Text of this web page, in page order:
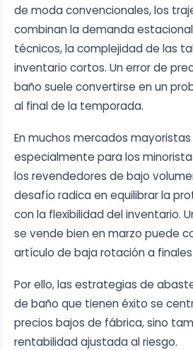
de moda convencionales, los
combinan la demanda
técnicos, la complejidad de las
inventario cortos. Un error de
baño suele convertirse en un
al final de la temporada.
En muchos mercados
especialmente para los
los revendedores de bajo
desafío radica en equilibrar la
con la flexibilidad del inventario.
se vende bien en marzo puede
artículo de baja rotación a
Por ello, las estrategias de
de baño que tienen éxito se
precios bajos de fábrica, sino
rentabilidad ajustada al riesgo.